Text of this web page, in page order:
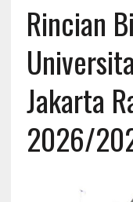
Rincian
Jakarta
2026/